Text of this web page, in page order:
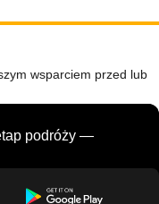
wsparciem przed lub
podróży —